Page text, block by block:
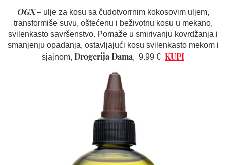
OGX – ulje za kosu sa čudotvorrnim kokosovim uljem,
transformiše suvu, oštećenu i beživotnu kosu u mekano,
svilenkasto savršenstvo. Pomaže u smirivanju kovrdžanja i
smanjenju opadanja, ostavljajući kosu svilenkasto mekom i
sjajnom, Drogerija Dama, 9.99 € KUPI